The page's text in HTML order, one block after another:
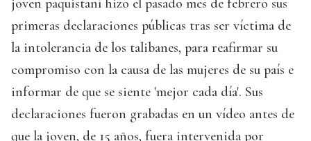
joven paquistaní hizo el pasado mes de febrero sus
primeras declaraciones públicas tras ser víctima de
la intolerancia de los talibanes, para reafirmar su
compromiso con la causa de las mujeres de su país e
informar de que se siente 'mejor cada día'. Sus
declaraciones fueron grabadas en un vídeo antes de
que la joven, de 15 años, fuera intervenida por